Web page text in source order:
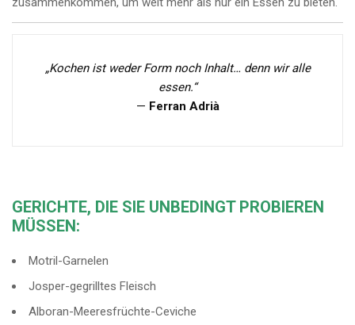
„Kochen ist weder Form noch Inhalt… denn wir alle
essen.“
— Ferran Adrià
GERICHTE, DIE SIE UNBEDINGT PROBIEREN
MÜSSEN:
Motril-Garnelen
Josper-gegrilltes Fleisch
Alboran-Meeresfrüchte-Ceviche